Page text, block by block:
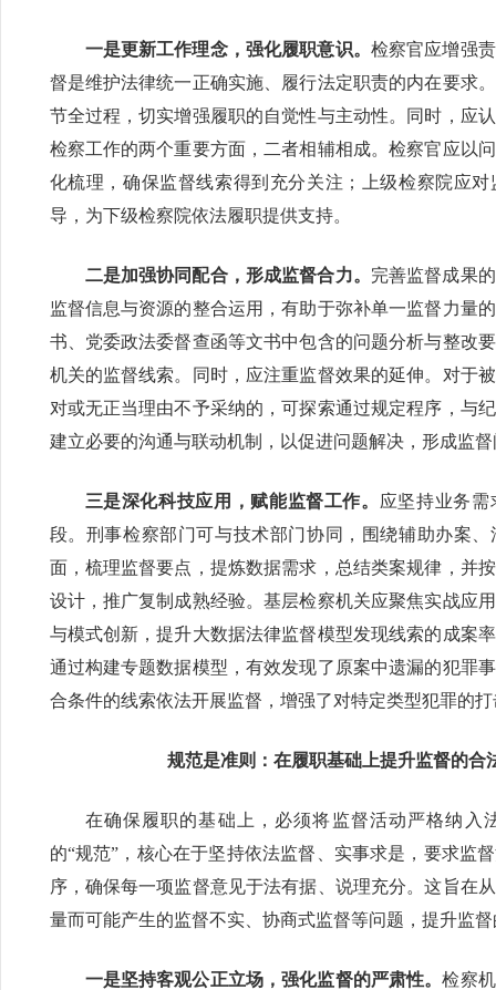
一是更新工作理念，强化履职意识。 检察官应增强
督是维护法律统一正确实施、履行法定职责的内在要求
节全过程，切实增强履职的自觉性与主动性。同时，应
检察工作的两个重要方面，二者相辅相成。检察官应以
化梳理，确保监督线索得到充分关注；上级检察院应
导，为下级检察院依法履职提供支持。
二是加强协同配合，形成监督合力。 完善监督成果
监督信息与资源的整合运用，有助于弥补单一监督力量
书、党委政法委督查函等文书中包含的问题分析与整改
机关的监督线索。同时，应注重监督效果的延伸。对于
对或无正当理由不予采纳的，可探索通过规定程序，与
建立必要的沟通与联动机制，以促进问题解决，形成监
三是深化科技应用，赋能监督工作。 应坚持业务
段。刑事检察部门可与技术部门协同，围绕辅助办案
面，梳理监督要点，提炼数据需求，总结类案规律，并
设计，推广复制成熟经验。基层检察机关应聚焦实战应
与模式创新，提升大数据法律监督模型发现线索的成案
通过构建专题数据模型，有效发现了原案中遗漏的犯罪
合条件的线索依法开展监督，增强了对特定类型犯罪的
规范是准则：在履职基础上提升监督的合
在确保履职的基础上，必须将监督活动严格纳入
的“规范”，核心在于坚持依法监督、实事求是，要求监
序，确保每一项监督意见于法有据、说理充分。这旨在
量而可能产生的监督不实、协商式监督等问题，提升监
一是坚持客观公正立场，强化监督的严肃性。检察